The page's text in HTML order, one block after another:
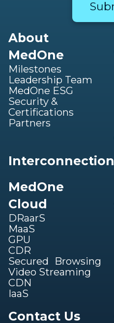
About
MedOne
Milestones
Leadership Team
MedOne ESG
Security &
Certifications
Partners
Interconnection
MedOne
Cloud
DRaarS
MaaS
GPU
CDR
Secured Browsing
Video Streaming
CDN
IaaS
Contact Us